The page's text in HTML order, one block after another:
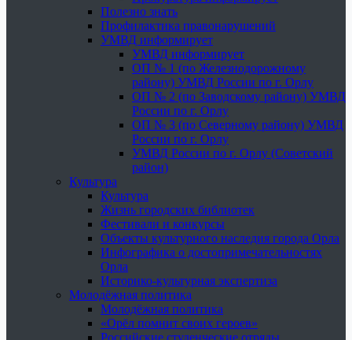
Полезно знать
Профилактика правонарушений
УМВД информирует
УМВД информирует
ОП № 1 (по Железнодорожному
району) УМВД России по г. Орлу
ОП № 2 (по Заводскому району) УМВД
России по г. Орлу
ОП № 3 (по Северному району) УМВД
России по г. Орлу
УМВД России по г. Орлу (Советский
район)
Культура
Культура
Жизнь городских библиотек
Фестивали и конкурсы
Объекты культурного наследия города Орла
Инфографика о достопримечательностях
Орла
Историко-культурная экспертиза
Молодёжная политика
Молодёжная политика
«Орёл помнит своих героев»
Российские студенческие отряды